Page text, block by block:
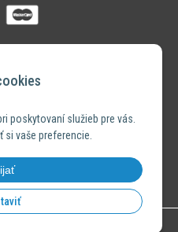
poskytovaní služieb pre vás.
vaše preferencie.
NÁS